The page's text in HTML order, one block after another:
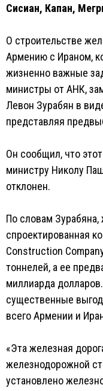
Сисиан, Капан,
О строительстве
Армению с Ираном,
жизненно важные
министры от АНК,
Левон Зурабян в
представляя
Он сообщил, что
министру Николу
отклонен.
По словам Зурабяна,
спроектированная
Construction
тоннелей, а ее
миллиарда
существенные
всего Армении и
«Эта железная
железнодорожной
установлено